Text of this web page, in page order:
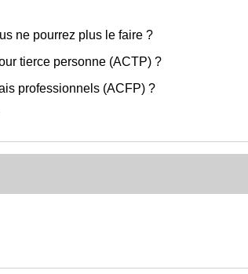
ne pourrez plus le faire ?
tierce personne (ACTP) ?
professionnels (ACFP) ?